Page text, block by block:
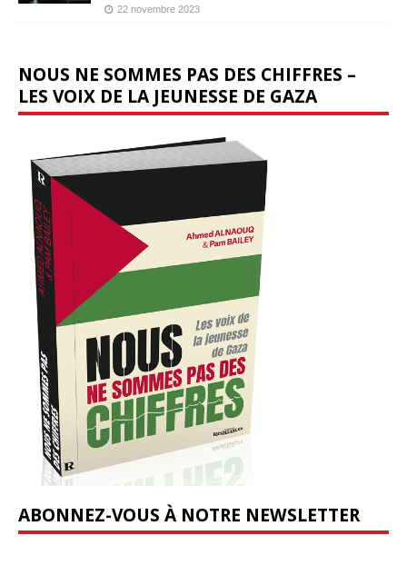
22 novembre 2023
NOUS NE SOMMES PAS DES CHIFFRES –
LES VOIX DE LA JEUNESSE DE GAZA
ABONNEZ-VOUS À NOTRE NEWSLETTER